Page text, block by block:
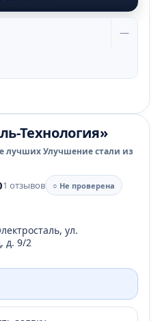
—
Технология»
лучших Улучшение стали из
1 отзывов
○ Не проверена
ул.
д. 9/2